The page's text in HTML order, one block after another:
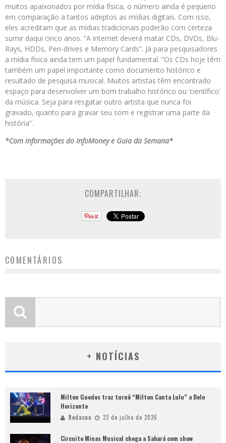
muitos apaixonados por mídia física, o número ainda é pequeno
em comparação a tantos adeptos as mídias digitais. Com isso,
eles acreditam que as mídias tradicionais poderão com certeza
sumir daqui cinco anos. “A internet deverá matar CDs, DVDs, Blu-
Rays, HDDs, Pen-drives e Memory Cards”. Já para pesquisadores
a mídia física ainda tem um papel fundamental. “Os CDs hoje têm
também um papel importante como documento histórico e
resultado de pesquisa musical. Muitos artistas têm encontrado
espaço para desenvolver um bom trabalho histórico ou ‘científico’
da música. Seja para resgatar outro artista que nunca foi
gravado, quanto para gravar seu som e registrar uma parte da
história”.
*Com informações do InfoMoney e Guia da Semana*
COMPARTILHAR:
COMENTÁRIOS
+ NOTÍCIAS
Milton Guedes traz turnê “Milton Canta Lulu” a Belo
Horizonte
Redacao 22 de julho de 2026
Circuito Minas Musical chega a Sabará com show